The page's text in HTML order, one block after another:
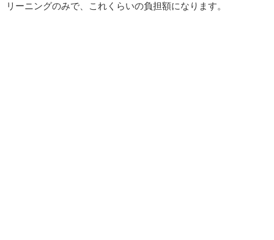
リーニングのみで、これくらいの負担額になります。